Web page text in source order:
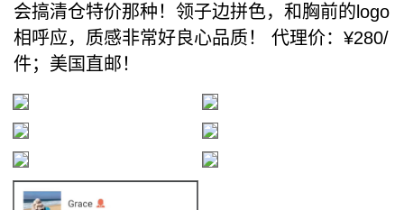
会搞清仓特价那种！领子边拼色，和胸前的logo
相呼应，质感非常好良心品质！ 代理价：¥280/
件；美国直邮！